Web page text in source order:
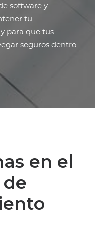
software y
tu
para que tus
seguros dentro
en el